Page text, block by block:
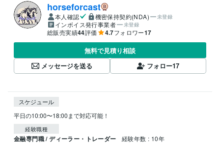
horseforcast
本人確認 機密保持契約(NDA) 未登録
インボイス発行事業者 未登録
総販売実績44評価 4.7フォロワー17
無料で見積り相談
メッセージを送る
フォロー17
スケジュール
平日の10:00〜18:00まで対応可能！
経験職種
金融専門職 / ディーラー・トレーダー 経験年数 : 10年